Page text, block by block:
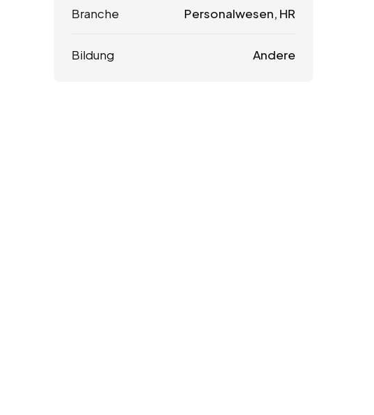
Branche Personalwesen, HR
Bildung Andere